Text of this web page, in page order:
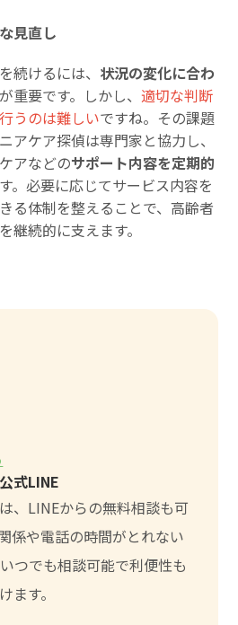
見直し
続けるには、 状況の変化に合わ
が重要です。しかし、適切な判断
うのは難しいですね。その課題
アケア探偵は専門家と協力し、
アなどのサポート内容を定期的
。必要に応じてサービス内容を
る体制を整えることで、高齢者
継続的に支えます。
式LINE
、LINEからの無料相談も可
係や電話の時間がとれない
つでも相談可能で利便性も
ます。